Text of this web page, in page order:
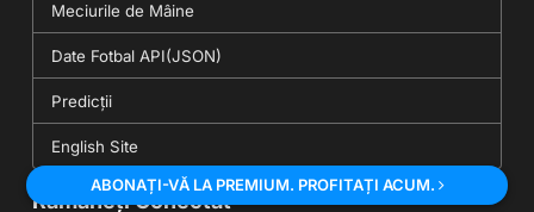
Meciurile de Mâine
Date Fotbal API(JSON)
Predicții
English Site
Rămâneți Conectat
ABONAȚI-VĂ LA PREMIUM. PROFITAȚI ACUM.